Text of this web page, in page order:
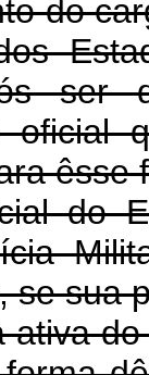
do
ser
oficial
êsse
do
se sua
ativa